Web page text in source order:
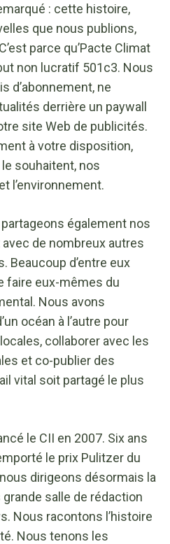
: cette histoire,
que nous publions,
parce qu’Pacte Climat
non lucratif 501c3. Nous
d’abonnement, ne
derrière un paywall
site Web de publicités.
à votre disposition,
souhaitent, nos
l’environnement.
également nos
de nombreux autres
Beaucoup d’entre eux
faire eux-mêmes du
Nous avons
océan à l’autre pour
collaborer avec les
et co-publier des
vital soit partagé le plus
le CII en 2007. Six ans
le prix Pulitzer du
dirigeons désormais la
salle de rédaction
Nous racontons l’histoire
Nous tenons les